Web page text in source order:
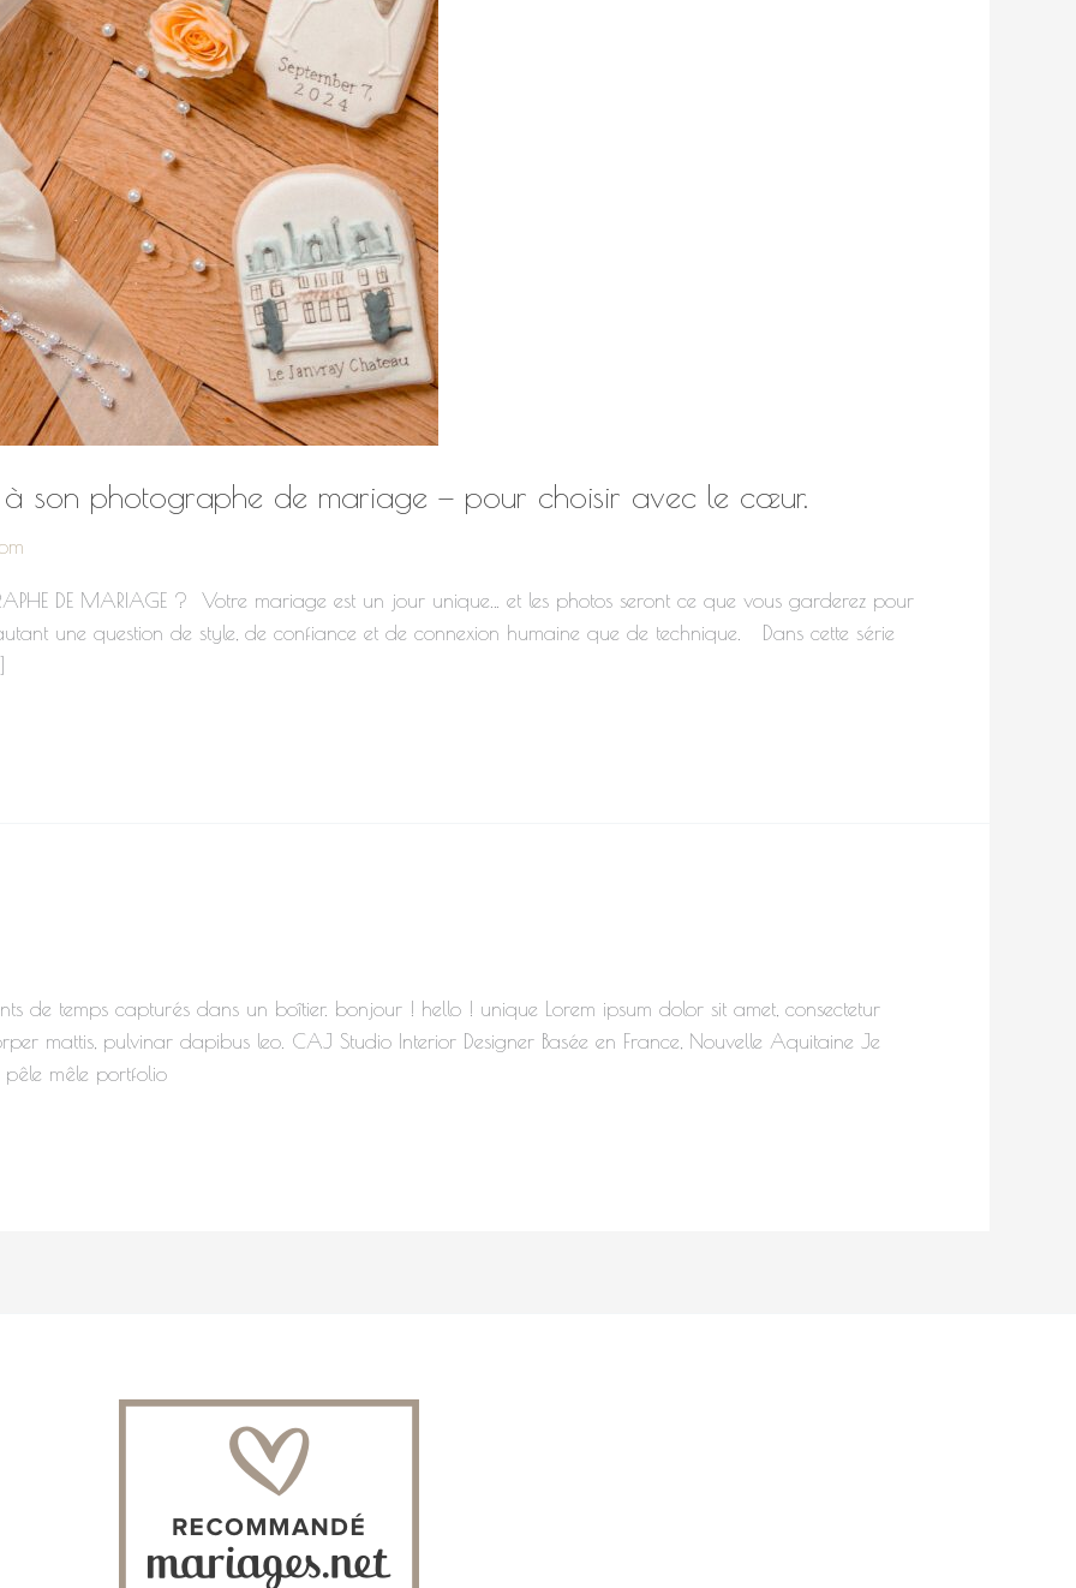
à son photographe de mariage — pour choisir avec le cœur.
DE MARIAGE ? Votre mariage est un jour unique… et les photos seront ce que vous garderez pour
une question de style, de confiance et de connexion humaine que de technique. Dans cette série
de temps capturés dans un boîtier. bonjour ! hello ! unique Lorem ipsum dolor sit amet, consectetur
mattis, pulvinar dapibus leo. CAJ Studio Interior Designer Basée en France, Nouvelle Aquitaine Je
mêle portfolio